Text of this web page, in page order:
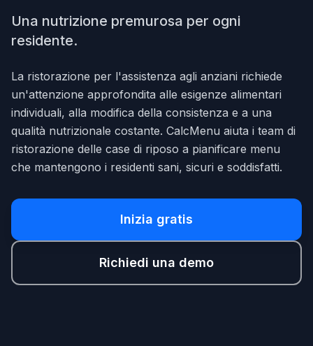
Una nutrizione premurosa per ogni
residente.
La ristorazione per l'assistenza agli anziani richiede
un'attenzione approfondita alle esigenze alimentari
individuali, alla modifica della consistenza e a una
qualità nutrizionale costante. CalcMenu aiuta i team di
ristorazione delle case di riposo a pianificare menu
che mantengono i residenti sani, sicuri e soddisfatti.
Inizia gratis
Richiedi una demo